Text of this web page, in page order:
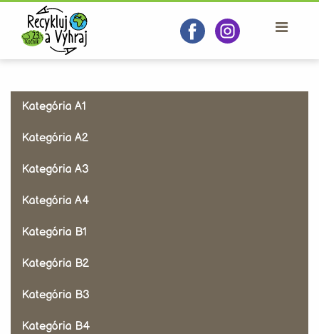
Kategória A1
Kategória A2
Kategória A3
Kategória A4
Kategória B1
Kategória B2
Kategória B3
Kategória B4